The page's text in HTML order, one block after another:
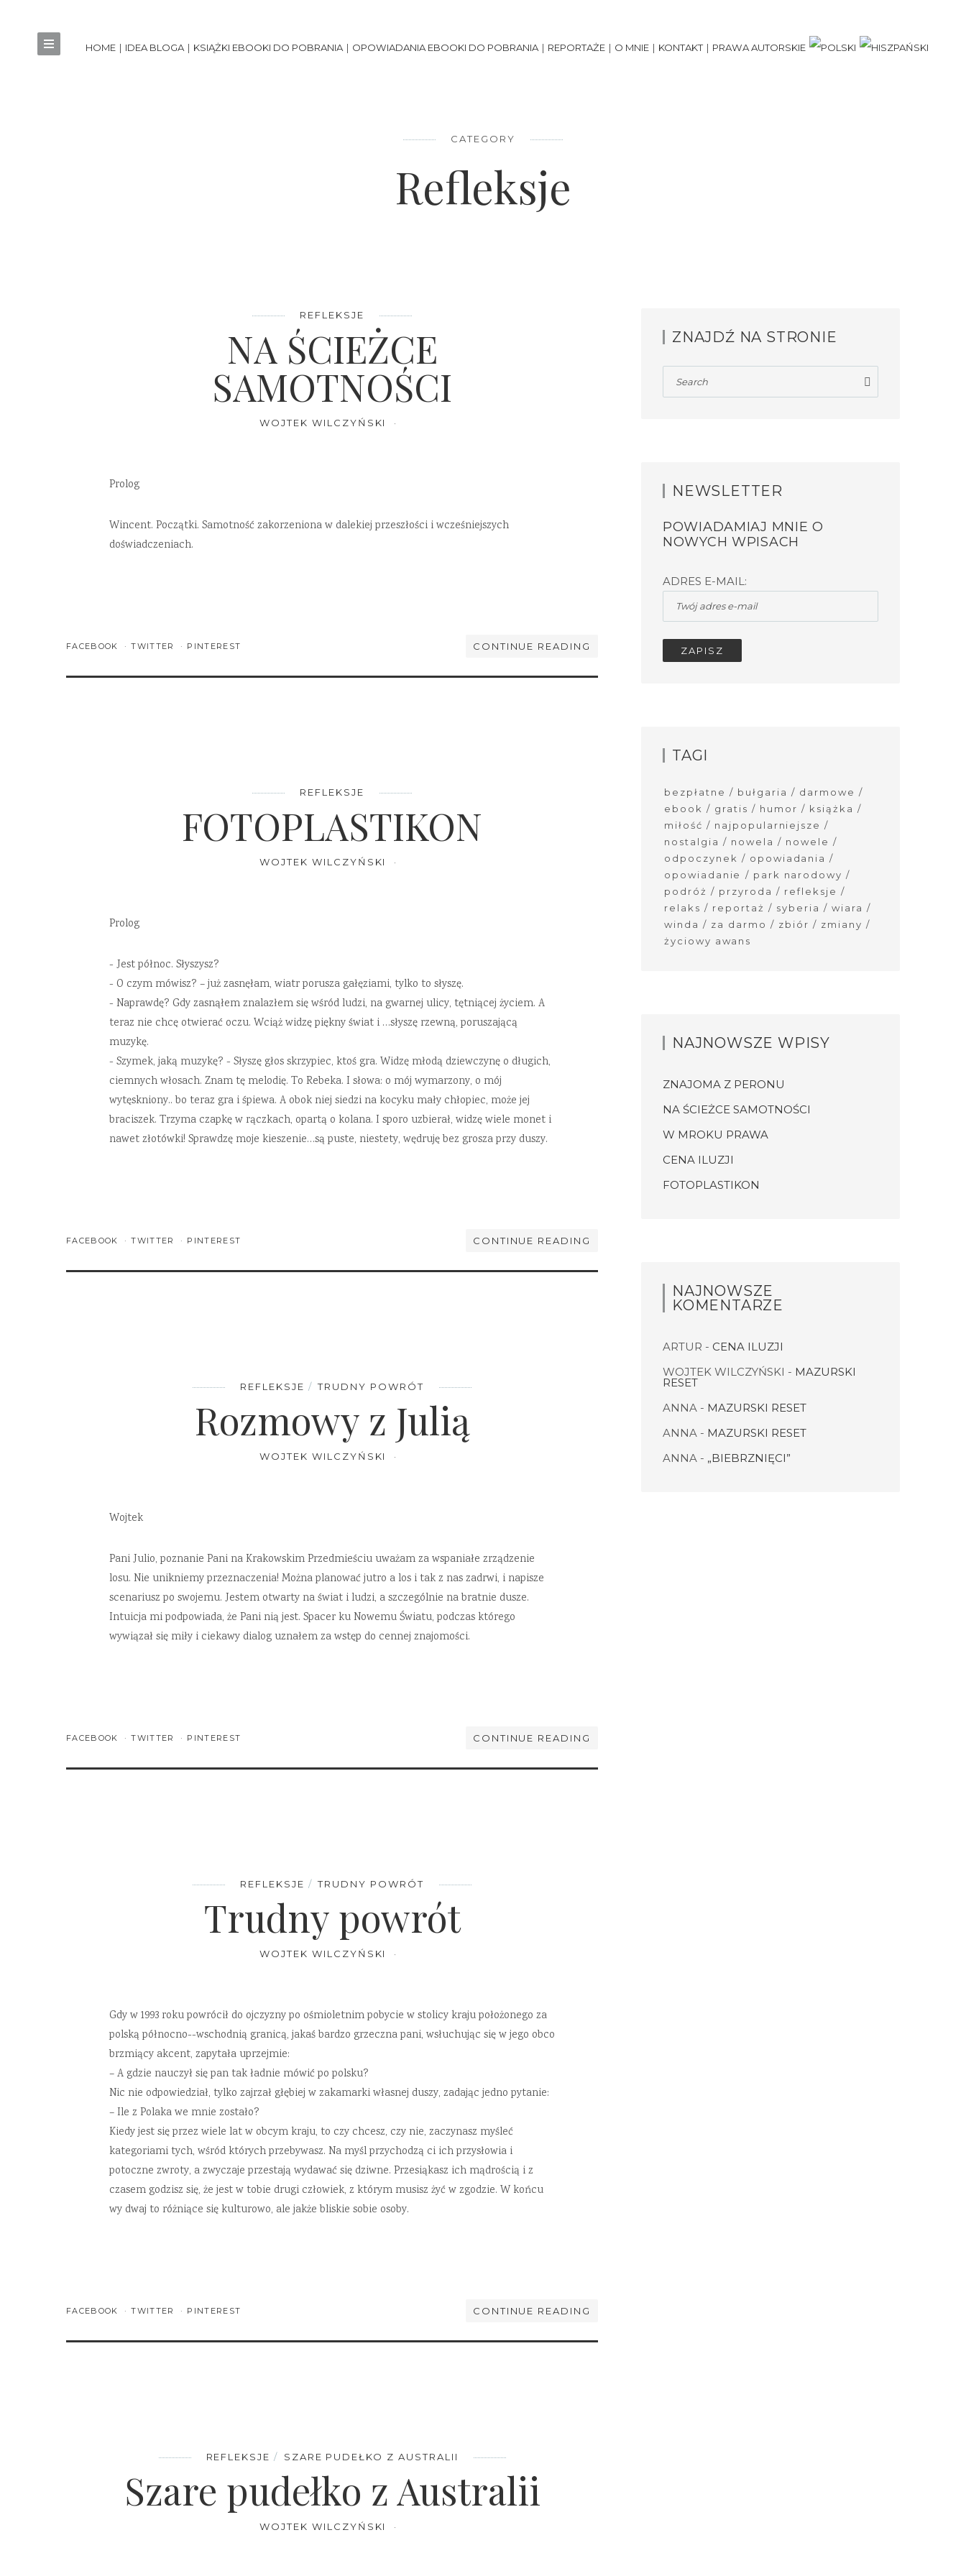
HOME IDEA BLOGA KSIĄŻKI EBOOKI DO POBRANIA OPOWIADANIA EBOOKI DO POBRANIA REPORTAŻE O MNIE KONTAKT PRAWA AUTORSKIE
CATEGORY
Refleksje
REFLEKSJE
NA ŚCIEŻCE
SAMOTNOŚCI
WOJTEK WILCZYŃSKI
Prolog
Wincent. Początki. Samotność zakorzeniona w dalekiej przeszłości i wcześniejszych
doświadczeniach.
CONTINUE READING
FACEBOOK TWITTER PINTEREST
REFLEKSJE
FOTOPLASTIKON
WOJTEK WILCZYŃSKI
Prolog
- Jest północ. Słyszysz?
- O czym mówisz? – już zasnęłam, wiatr porusza gałęziami, tylko to słyszę.
- Naprawdę? Gdy zasnąłem znalazłem się wśród ludzi, na gwarnej ulicy, tętniącej życiem. A
teraz nie chcę otwierać oczu. Wciąż widzę piękny świat i …słyszę rzewną, poruszającą
muzykę.
- Szymek, jaką muzykę? - Słyszę głos skrzypiec, ktoś gra. Widzę młodą dziewczynę o długich,
ciemnych włosach. Znam tę melodię. To Rebeka. I słowa: o mój wymarzony, o mój
wytęskniony.. bo teraz gra i śpiewa. A obok niej siedzi na kocyku mały chłopiec, może jej
braciszek. Trzyma czapkę w rączkach, opartą o kolana. I sporo uzbierał, widzę wiele monet i
nawet złotówki! Sprawdzę moje kieszenie…są puste, niestety, wędruję bez grosza przy duszy.
CONTINUE READING
FACEBOOK TWITTER PINTEREST
REFLEKSJE TRUDNY POWRÓT
Rozmowy z Julią
WOJTEK WILCZYŃSKI
Wojtek
Pani Julio, poznanie Pani na Krakowskim Przedmieściu uważam za wspaniałe zrządzenie
losu. Nie unikniemy przeznaczenia! Można planować jutro a los i tak z nas zadrwi, i napisze
scenariusz po swojemu. Jestem otwarty na świat i ludzi, a szczególnie na bratnie dusze.
Intuicja mi podpowiada, że Pani nią jest. Spacer ku Nowemu Światu, podczas którego
wywiązał się miły i ciekawy dialog uznałem za wstęp do cennej znajomości.
CONTINUE READING
FACEBOOK TWITTER PINTEREST
REFLEKSJE TRUDNY POWRÓT
Trudny powrót
WOJTEK WILCZYŃSKI
Gdy w 1993 roku powrócił do ojczyzny po ośmioletnim pobycie w stolicy kraju położonego za
polską północno--wschodnią granicą, jakaś bardzo grzeczna pani, wsłuchując się w jego obco
brzmiący akcent, zapytała uprzejmie:
– A gdzie nauczył się pan tak ładnie mówić po polsku?
Nic nie odpowiedział, tylko zajrzał głębiej w zakamarki własnej duszy, zadając jedno pytanie:
– Ile z Polaka we mnie zostało?
Kiedy jest się przez wiele lat w obcym kraju, to czy chcesz, czy nie, zaczynasz myśleć
kategoriami tych, wśród których przebywasz. Na myśl przychodzą ci ich przysłowia i
potoczne zwroty, a zwyczaje przestają wydawać się dziwne. Przesiąkasz ich mądrością i z
czasem godzisz się, że jest w tobie drugi człowiek, z którym musisz żyć w zgodzie. W końcu
wy dwaj to różniące się kulturowo, ale jakże bliskie sobie osoby.
CONTINUE READING
FACEBOOK TWITTER PINTEREST
REFLEKSJE SZARE PUDEŁKO Z AUSTRALII
Szare pudełko z Australii
WOJTEK WILCZYŃSKI
ZNAJDŹ NA STRONIE
NEWSLETTER
POWIADAMIAJ MNIE O
NOWYCH WPISACH
ADRES E-MAIL:
TAGI
bezpłatne bułgaria
darmowe
ebook
gratis humor
książka
miłość
najpopularniejsze
nostalgia
nowela
nowele
odpoczynek
opowiadania
opowiadanie
park narodowy
podróż
przyroda
refleksje
relaks
reportaż syberia
wiara
winda
za darmo zbiór
zmiany
życiowy awans
NAJNOWSZE WPISY
ZNAJOMA Z PERONU
NA ŚCIEŻCE SAMOTNOŚCI
W MROKU PRAWA
CENA ILUZJI
FOTOPLASTIKON
NAJNOWSZE
KOMENTARZE
ARTUR - CENA ILUZJI
WOJTEK WILCZYŃSKI - MAZURSKI
RESET
ANNA - MAZURSKI RESET
ANNA - MAZURSKI RESET
ANNA - „BIEBRZNIĘCI”